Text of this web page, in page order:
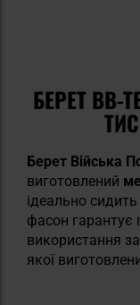
БЕРЕТ BB-
Берет Війська
виготовлений
ідеально
фасон гарантує
використання
якої